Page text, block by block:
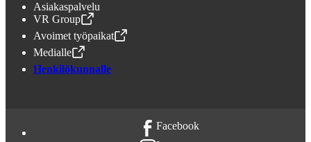
Asiakaspalvelu
VR Group
,Avataan uudessa välilehdessä
Avoimet työpaikat
,Avataan uudessa välilehdessä
Medialle
,Avataan uudessa välilehdessä
Henkilökunnalle
Facebook